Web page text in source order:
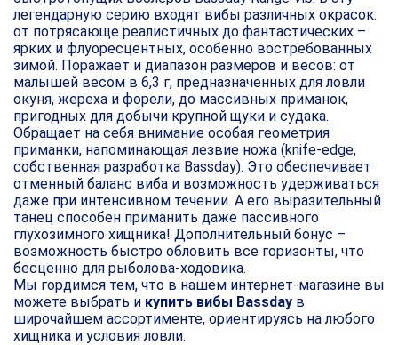
легендарную серию входят вибы различных окрасок:
от потрясающе реалистичных до фантастических –
ярких и флуоресцентных, особенно востребованных
зимой. Поражает и диапазон размеров и весов: от
малышей весом в 6,3 г, предназначенных для ловли
окуня, жереха и форели, до массивных приманок,
пригодных для добычи крупной щуки и судака.
Обращает на себя внимание особая геометрия
приманки, напоминающая лезвие ножа (knife-edge,
собственная разработка Bassday). Это обеспечивает
отменный баланс виба и возможность удерживаться
даже при интенсивном течении. А его выразительный
танец способен приманить даже пассивного
глухозимного хищника! Дополнительный бонус –
возможность быстро обловить все горизонты, что
бесценно для рыболова-ходовика.
Мы гордимся тем, что в нашем интернет-магазине вы
можете выбрать и купить вибы Bassday в
широчайшем ассортименте, ориентируясь на любого
хищника и условия ловли.